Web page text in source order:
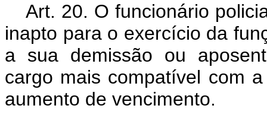
Art. 20. O funcionário
inapto para o exercício da
a sua demissão ou
cargo mais compatível com
aumento de vencimento.